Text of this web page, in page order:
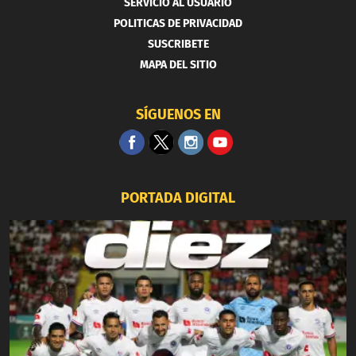
SERVICIO AL USUARIO
POLITICAS DE PRIVACIDAD
SUSCRIBETE
MAPA DEL SITIO
SÍGUENOS EN
PORTADA DIGITAL